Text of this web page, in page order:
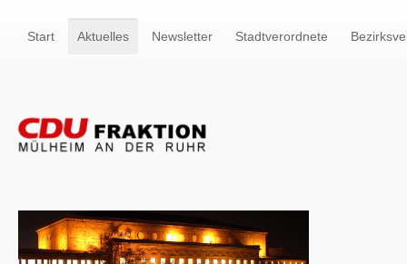
Start Aktuelles Newsletter Stadtverordnete